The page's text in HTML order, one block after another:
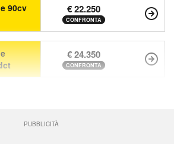
90cv
€ 22.250
CONFRONTA
€ 24.350
CONFRONTA
PUBBLICITÀ